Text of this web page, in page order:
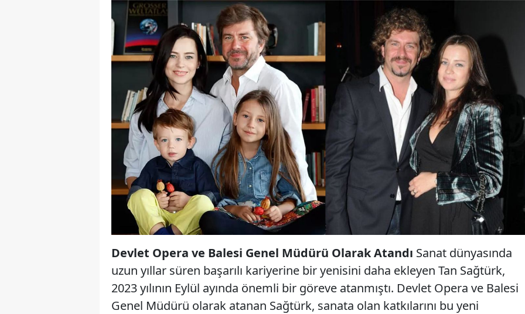
Devlet Opera ve Balesi Genel Müdürü Olarak Atandı Sanat dünyasında
uzun yıllar süren başarılı kariyerine bir yenisini daha ekleyen Tan Sağtürk,
2023 yılının Eylül ayında önemli bir göreve atanmıştı. Devlet Opera ve Balesi
Genel Müdürü olarak atanan Sağtürk, sanata olan katkılarını bu yeni